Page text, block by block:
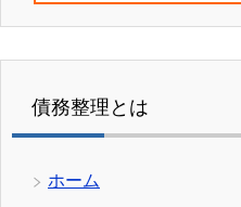
債務整理とは
ホーム